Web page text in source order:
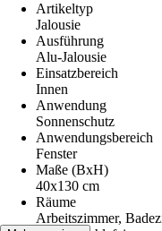
Artikeltyp
Jalousie
Ausführung
Alu-Jalousie
Einsatzbereich
Innen
Anwendung
Sonnenschutz
Anwendungsbereich
Fenster
Maße (BxH)
40x130 cm
Räume
Arbeitszimmer,